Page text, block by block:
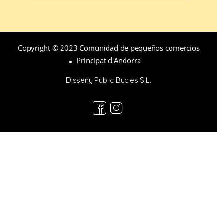
Copyright © 2023 Comunidad de pequeños comercios
Principat d'Andorra
Disseny Public Bucles S.L.